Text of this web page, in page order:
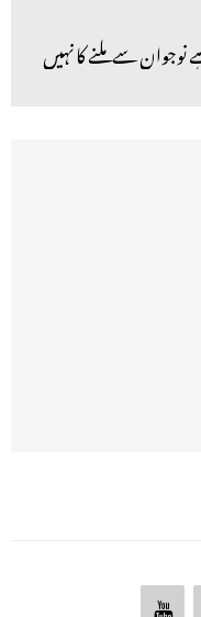
سے ملنے کا نہیں